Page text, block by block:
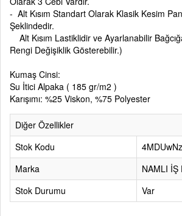
- Alt Kısım Standart Olarak Klasik Kesim
Şeklindedir.
Alt Kısım Lastiklidir ve Ayarlanabilir
Rengi Değişiklik Gösterebilir.)
Kumaş Cinsi:
Su İtici Alpaka ( 185 gr/m2 )
Karışımı: %25 Viskon, %75 Polyester
Diğer Özellikler
Stok Kodu
Marka
NAMLI İŞ
Stok Durumu
Var